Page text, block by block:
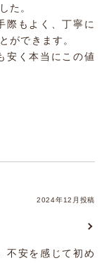
た。
際もよく、丁寧に
ができます。
安く本当にこの値
2024年12月投稿
不安を感じて初め